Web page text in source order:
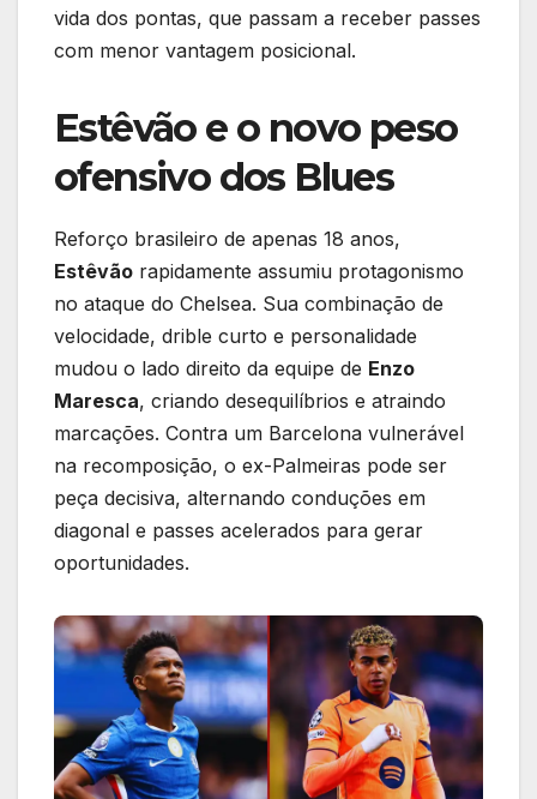
vida dos pontas, que passam a receber passes
com menor vantagem posicional.
Estêvão e o novo peso
ofensivo dos Blues
Reforço brasileiro de apenas 18 anos,
Estêvão rapidamente assumiu protagonismo
no ataque do Chelsea. Sua combinação de
velocidade, drible curto e personalidade
mudou o lado direito da equipe de Enzo
Maresca, criando desequilíbrios e atraindo
marcações. Contra um Barcelona vulnerável
na recomposição, o ex-Palmeiras pode ser
peça decisiva, alternando conduções em
diagonal e passes acelerados para gerar
oportunidades.